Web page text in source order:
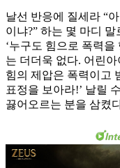
날선 반응에 질세라 “
이냐?” 하는 몇 마디
‘누구도 힘으로 폭력
는 더더욱 없다. 어린
힘의 제압은 폭력이고
표정을 보아라!’ 날릴
끓어오르는 분을 삼켰